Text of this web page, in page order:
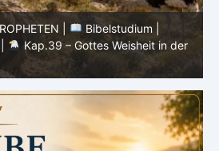
|
Bibelstudium |
Kap.39 – Gottes Weisheit in der